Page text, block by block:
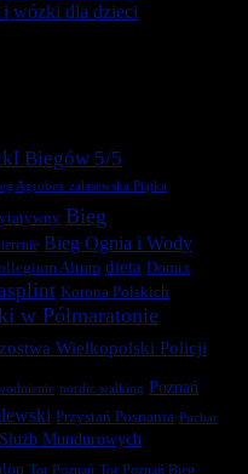
Biegów 5/5
Agrobex zalasewska Piątka
Bieg
Bieg Ognia i Wody
Altum dieta Domix
Korona Polskich
w Półmaratonie
Wielkopolski Policji
nordic walking Poznań
Przystań Posnania Puchar
Mundurowych
Tor Poznań Tor Poznań Bieg